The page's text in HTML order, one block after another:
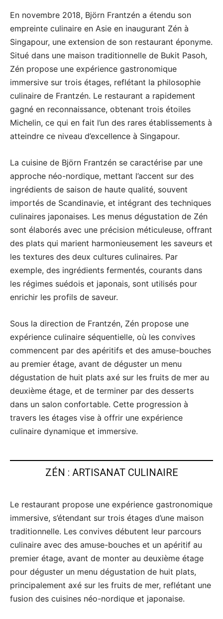
En novembre 2018, Björn Frantzén a étendu son
empreinte culinaire en Asie en inaugurant Zén à
Singapour, une extension de son restaurant éponyme.
Situé dans une maison traditionnelle de Bukit Pasoh,
Zén propose une expérience gastronomique
immersive sur trois étages, reflétant la philosophie
culinaire de Frantzén. Le restaurant a rapidement
gagné en reconnaissance, obtenant trois étoiles
Michelin, ce qui en fait l’un des rares établissements à
atteindre ce niveau d’excellence à Singapour.
La cuisine de Björn Frantzén se caractérise par une
approche néo-nordique, mettant l’accent sur des
ingrédients de saison de haute qualité, souvent
importés de Scandinavie, et intégrant des techniques
culinaires japonaises. Les menus dégustation de Zén
sont élaborés avec une précision méticuleuse, offrant
des plats qui marient harmonieusement les saveurs et
les textures des deux cultures culinaires. Par
exemple, des ingrédients fermentés, courants dans
les régimes suédois et japonais, sont utilisés pour
enrichir les profils de saveur.
Sous la direction de Frantzén, Zén propose une
expérience culinaire séquentielle, où les convives
commencent par des apéritifs et des amuse-bouches
au premier étage, avant de déguster un menu
dégustation de huit plats axé sur les fruits de mer au
deuxième étage, et de terminer par des desserts
dans un salon confortable. Cette progression à
travers les étages vise à offrir une expérience
culinaire dynamique et immersive.
ZÉN : ARTISANAT CULINAIRE
Le restaurant propose une expérience gastronomique
immersive, s’étendant sur trois étages d’une maison
traditionnelle. Les convives débutent leur parcours
culinaire avec des amuse-bouches et un apéritif au
premier étage, avant de monter au deuxième étage
pour déguster un menu dégustation de huit plats,
principalement axé sur les fruits de mer, reflétant une
fusion des cuisines néo-nordique et japonaise.